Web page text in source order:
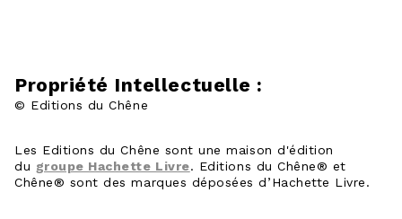
Propriété Intellectuelle :
© Editions du Chêne
Les Editions du Chêne sont une maison d'édition
du groupe Hachette Livre. Editions du Chêne® et
Chêne® sont des marques déposées d’Hachette Livre.